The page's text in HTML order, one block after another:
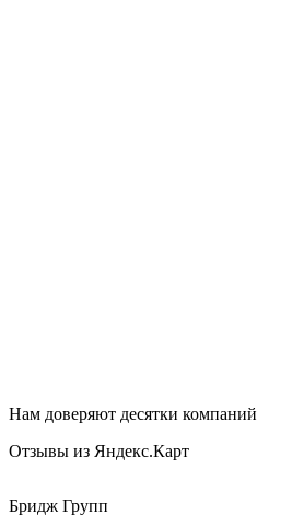
Нам доверяют десятки компаний
Отзывы из Яндекс.Карт
Бридж Групп